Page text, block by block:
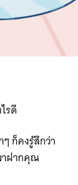
รดี
ก็คงรู้สึกว่า
าฝากคุณ